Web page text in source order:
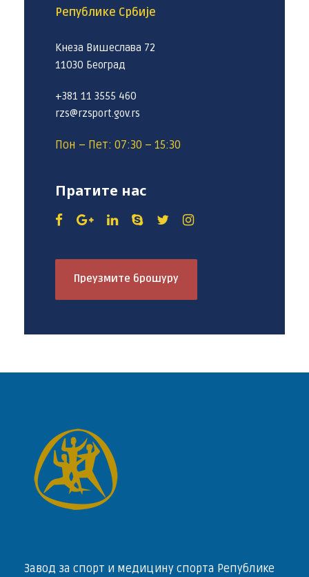
Републике Србије
Кнеза Вишеслава 72
11030 Београд
+381 11 3555 460
rzs@rzsport.gov.rs
Пон – Пет: 07:30 – 15:30
Пратите нас
Преузмите брошуру
Завод за спорт и медицину спорта Републике